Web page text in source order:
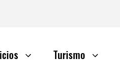
Turismo